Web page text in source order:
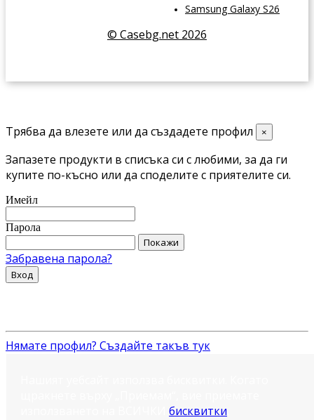
Samsung Galaxy S26
© Casebg.net 2026
Трябва да влезете или да създадете профил ×
Запазете продукти в списъка си с любими, за да ги
купите по-късно или да споделите с приятелите си.
Имейл
Парола
Покажи
Забравена парола?
Вход
Нямате профил? Създайте такъв тук
бисквитки